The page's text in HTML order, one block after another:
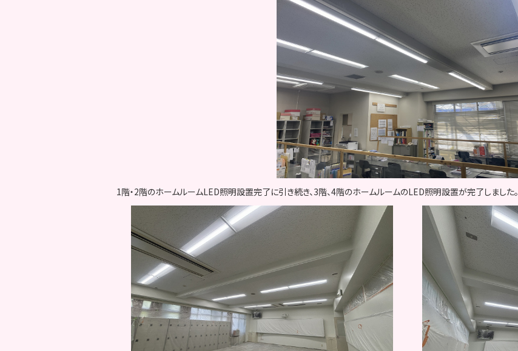
1階・2階のホームルームLED照明設置完了に引き続き、3階、4階のホームルームのLED照明設置が完了しました。